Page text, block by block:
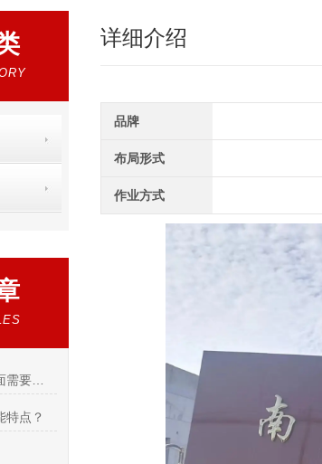
特点？
详细介绍
品牌
布局形式
作业方式